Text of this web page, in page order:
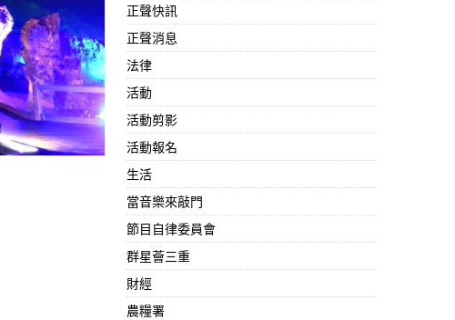
正聲快訊
正聲消息
法律
活動
活動剪影
活動報名
生活
當音樂來敲門
節目自律委員會
群星薈三重
財經
農糧署